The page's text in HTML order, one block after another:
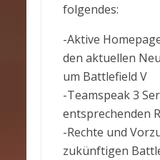
folgendes:
-Aktive
den aktuellen
um Battlefield V
-Teamspeak 3
entsprechenden
-Rechte und
zukünftigen